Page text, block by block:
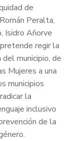
de
Peralta,
Isidro Añorve
regir la
municipio, de
Mujeres a una
municipios
la
inclusivo
de la